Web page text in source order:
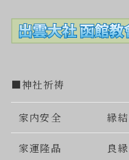
■神社祈祷
家内安全 縁結
家運隆晶 良縁